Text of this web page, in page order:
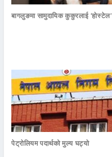
बागलुङमा सामुदायिक कुकुरलाई ‘होस्टेल’
पेट्रोलियम पदार्थको मुल्य घट्यो